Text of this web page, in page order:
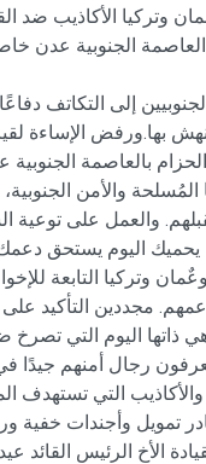
وتركيا الأكاذيب ضد
الجنوبية عدن
إلى التكاتف
بها.ورفض الإساءة
بالعاصمة الجنوبية
والأمن
والعمل على توعية
يحميك اليوم يستحق
وتركيا التابعة
مجددين التأكيد على
ذاتها اليوم التي
رجال أمنهم جيدًا
التي تستهدف
تمويل وأجندات خفية
الأخ الرئيس